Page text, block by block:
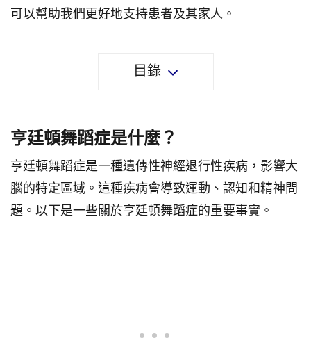
可以幫助我們更好地支持患者及其家人。
目錄
亨廷頓舞蹈症是什麼？
亨廷頓舞蹈症是一種遺傳性神經退行性疾病，影響大
腦的特定區域。這種疾病會導致運動、認知和精神問
題。以下是一些關於亨廷頓舞蹈症的重要事實。